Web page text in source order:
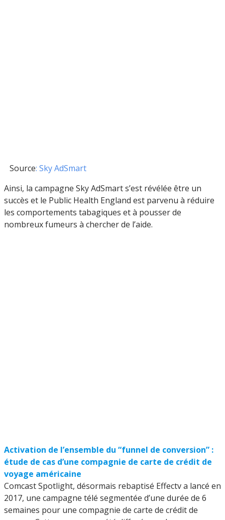
Source: Sky AdSmart
Ainsi, la campagne Sky AdSmart s’est révélée être un
succès et le Public Health England est parvenu à réduire
les comportements tabagiques et à pousser de
nombreux fumeurs à chercher de l’aide.
Activation de l’ensemble du “funnel de conversion” :
étude de cas d’une compagnie de carte de crédit de
voyage américaine
Comcast Spotlight, désormais rebaptisé Effectv a lancé en
2017, une campagne télé segmentée d’une durée de 6
semaines pour une compagnie de carte de crédit de